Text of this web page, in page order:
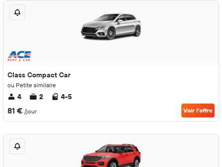
Class Compact Car
ou Petite similaire
4 2 4-5
81 € /jour Voir l’offre